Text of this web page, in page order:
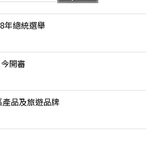
年總統選舉
開審
品及旅遊品牌